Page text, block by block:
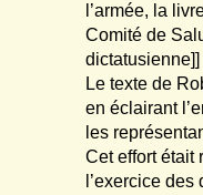
l’armée, la
Comité de
dictatusienne]]
Le texte de
en éclairant
les
Cet effort était
l’exercice